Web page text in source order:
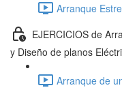
Arranque
EJERCICIOS de
y Diseño de planos
Arranque de